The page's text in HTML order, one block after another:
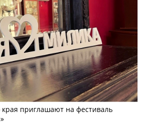
края приглашают на фестиваль